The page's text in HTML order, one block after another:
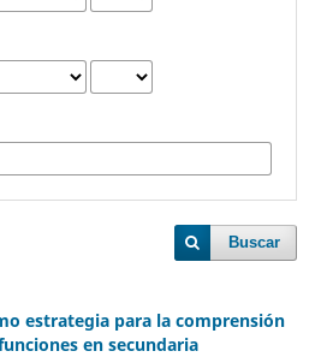
Buscar
estrategia para la comprensión
en secundaria